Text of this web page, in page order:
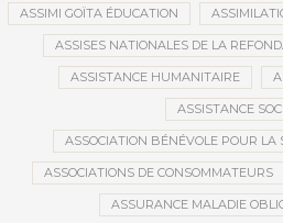
ASSIMI GOÏTA ÉDUCATION
ASSISES NATIONALES DE LA
ASSISTANCE HUMANITAIRE
ASSISTANCE
ASSOCIATION BÉNÉVOLE POUR LA
ASSOCIATIONS DE CONSOMMATEURS
ASSURANCE MALADIE